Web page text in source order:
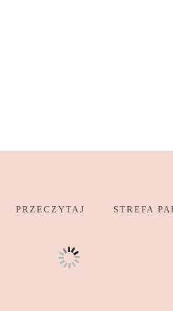
PRZECZYTAJ STREFA